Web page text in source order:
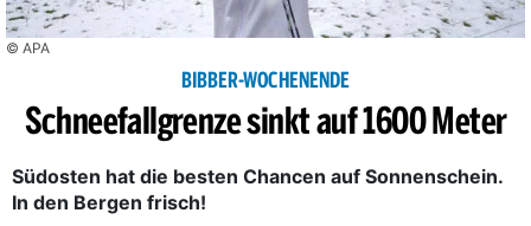
© APA
BIBBER-WOCHENENDE
Schneefallgrenze sinkt auf 1600 Meter
Südosten hat die besten Chancen auf Sonnenschein.
In den Bergen frisch!